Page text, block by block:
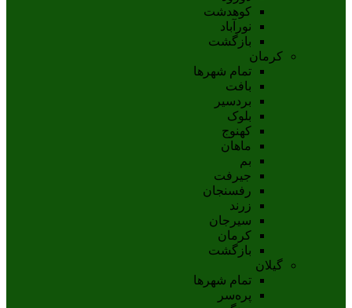
کوهدشت
نورآباد
بازگشت
کرمان
تمام شهر‌ها
بافت
بردسیر
بلوک
کهنوج
ماهان
بم
جيرفت
رفسنجان
زرند
سيرجان
کرمان
بازگشت
گیلان
تمام شهر‌ها
پره‌سر